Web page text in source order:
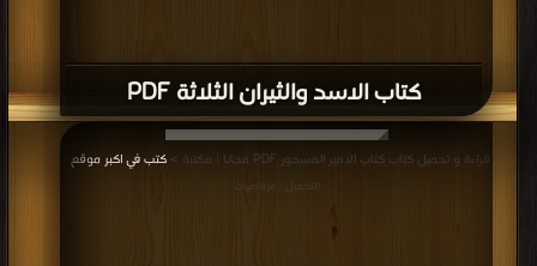
كتاب الاسد والثيران الثلاثة PDF
قراءة و تحميل كتاب كتاب الامير المسحور PDF مجانا | مكتبة > كتب في اكبر موقع
التحميل : مرة/مرات